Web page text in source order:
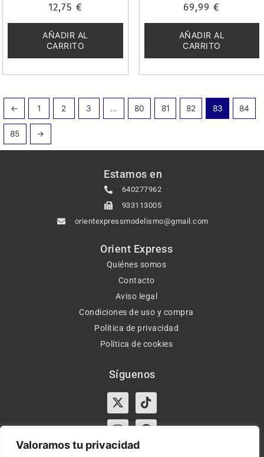
Valoramos tu privacidad
con
de
5
12,75 €
AÑADIR AL
CARRITO
con
de
5
69,99€
AÑADIR AL
CARRITO
← 1 2 3 … 80 81 82 83 84
85 →
Estamos en
640277962
933113005
orientexpressmodelismo@gmail.com
Orient Express
Quiénes somos
Contacto
Aviso legal
Condiciones de uso y compra
Política de privacidad
Política de cookies
Síguenos
X-
twitter
Tiktok
InstagramFacebook